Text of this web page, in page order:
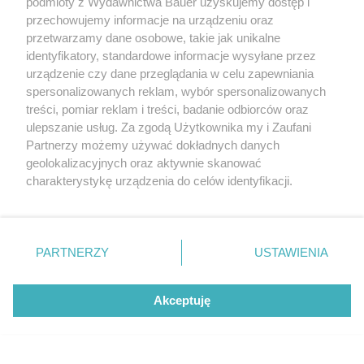
przechowujemy informacje na urządzeniu oraz
przetwarzamy dane osobowe, takie jak unikalne
identyfikatory, standardowe informacje wysyłane przez
urządzenie czy dane przeglądania w celu zapewniania
spersonalizowanych reklam, wybór spersonalizowanych
treści, pomiar reklam i treści, badanie odbiorców oraz
ulepszanie usług. Za zgodą Użytkownika my i Zaufani
Partnerzy możemy używać dokładnych danych
geolokalizacyjnych oraz aktywnie skanować
charakterystykę urządzenia do celów identyfikacji.
zmienić/wycofać klikając przycisk ustawień prywatności
znajdujący się w lewym dolnym rogu strony
rodzaje przetwarzania danych nie wymagają zgody
użytkownika, ale masz prawo sprzeciwić się takiemu
PARTNERZY USTAWIENIA
Akceptuję